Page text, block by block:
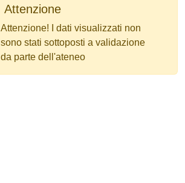
Attenzione
Attenzione! I dati visualizzati non
sono stati sottoposti a validazione
da parte dell'ateneo